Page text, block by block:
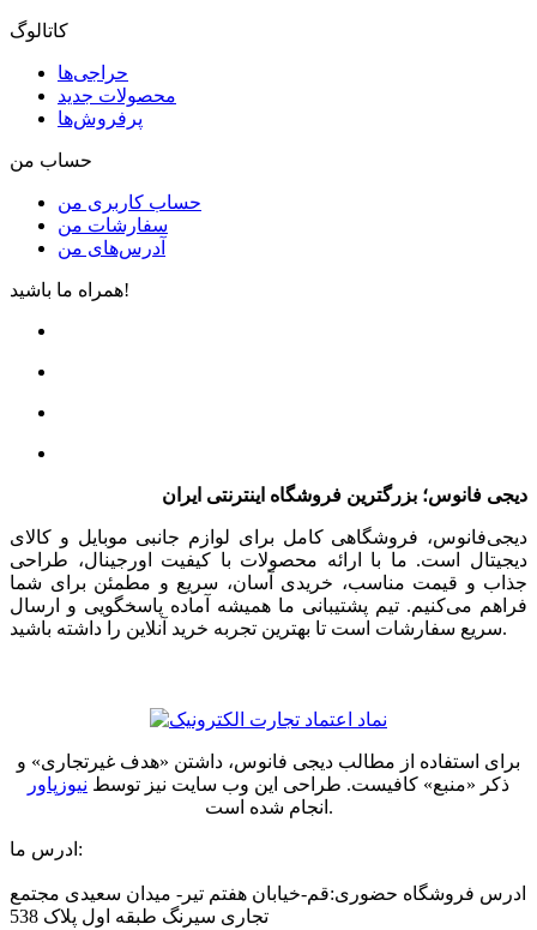
کاتالوگ
حراجی‌ها
محصولات جدید
پرفروش‌ها
حساب من
حساب کاربری من
سفارشات من
آدرس‌های من
همراه ما باشید!
دیجی فانوس؛ بزرگترین فروشگاه اینترنتی ایران
دیجی‌فانوس، فروشگاهی کامل برای لوازم جانبی موبایل و کالای
دیجیتال است. ما با ارائه محصولات با کیفیت اورجینال، طراحی
جذاب و قیمت مناسب، خریدی آسان، سریع و مطمئن برای شما
فراهم می‌کنیم. تیم پشتیبانی ما همیشه آماده پاسخگویی و ارسال
سریع سفارشات است تا بهترین تجربه خرید آنلاین را داشته باشید.
برای استفاده از مطالب دیجی فانوس، داشتن «هدف غیرتجاری» و
ذکر «منبع» کافیست. طراحی این وب سایت نیز توسط نیوزپاور
انجام شده است.
ادرس ما:
ادرس فروشگاه حضوری:قم-خیابان هفتم تیر- میدان سعیدی مجتمع
تجاری سیرنگ طبقه اول پلاک 538